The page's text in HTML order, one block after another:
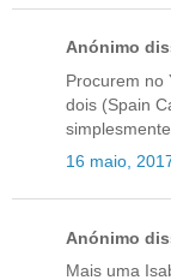
Anónimo
Procurem no
dois (Spain
16 maio,
Anónimo
Mais uma